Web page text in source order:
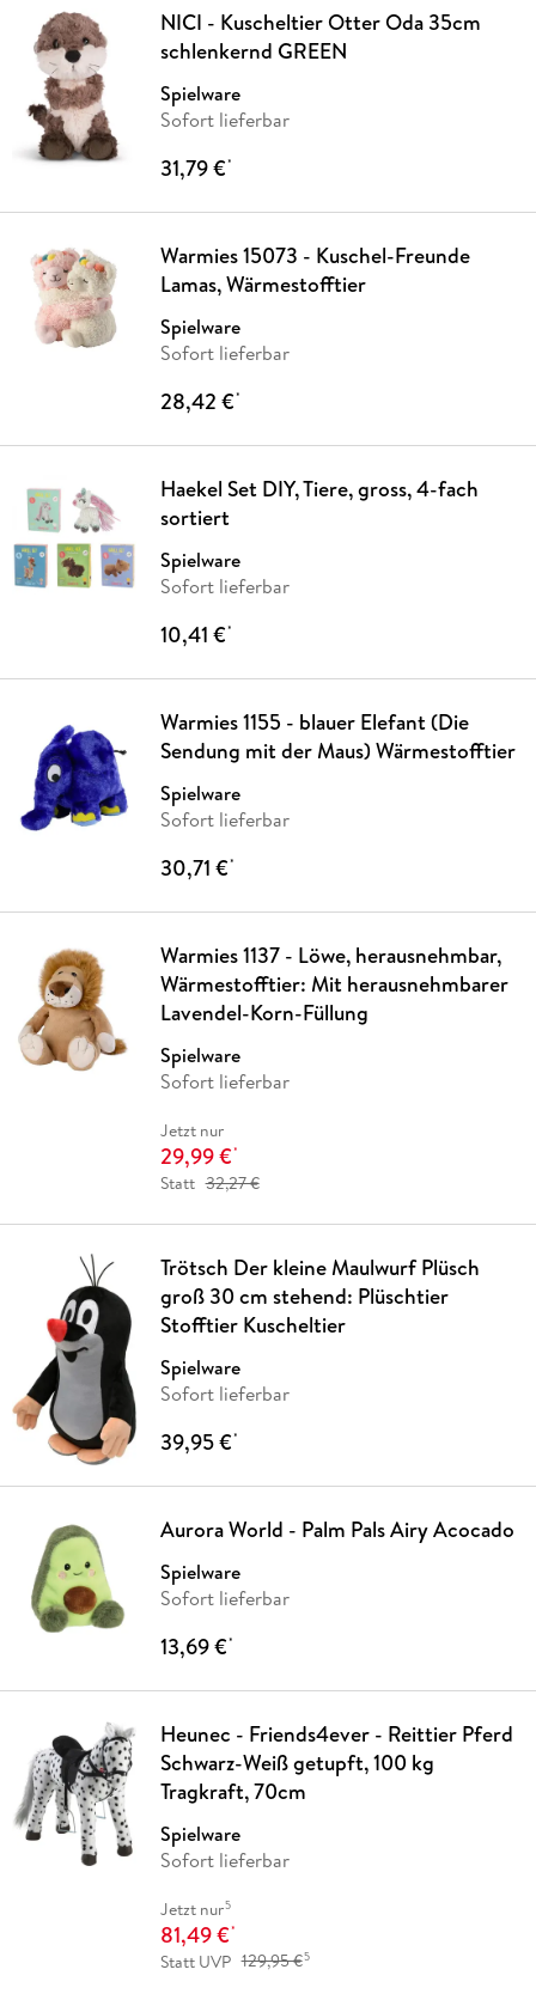
NICI - Kuscheltier Otter Oda 35cm
schlenkernd GREEN
Spielware
Sofort lieferbar
31,79 €*
Warmies 15073 - Kuschel-Freunde
Lamas, Wärmestofftier
Spielware
Sofort lieferbar
28,42 €*
Haekel Set DIY, Tiere, gross, 4-fach
sortiert
Spielware
Sofort lieferbar
10,41 €*
Warmies 1155 - blauer Elefant (Die
Sendung mit der Maus) Wärmestofftier
Spielware
Sofort lieferbar
30,71 €*
Warmies 1137 - Löwe, herausnehmbar,
Wärmestofftier: Mit herausnehmbarer
Lavendel-Korn-Füllung
Spielware
Sofort lieferbar
Jetzt nur
29,99 €*
Statt 32,27 €
Trötsch Der kleine Maulwurf Plüsch
groß 30 cm stehend: Plüschtier
Stofftier Kuscheltier
Spielware
Sofort lieferbar
39,95 €*
Aurora World - Palm Pals Airy Acocado
Spielware
Sofort lieferbar
13,69 €*
Heunec - Friends4ever - Reittier Pferd
Schwarz-Weiß getupft, 100 kg
Tragkraft, 70cm
Spielware
Sofort lieferbar
Jetzt nur5
81,49 €*
Statt UVP 129,95 €5